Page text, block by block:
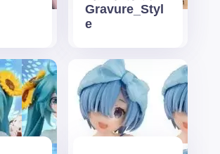
Gravure_Styl
e